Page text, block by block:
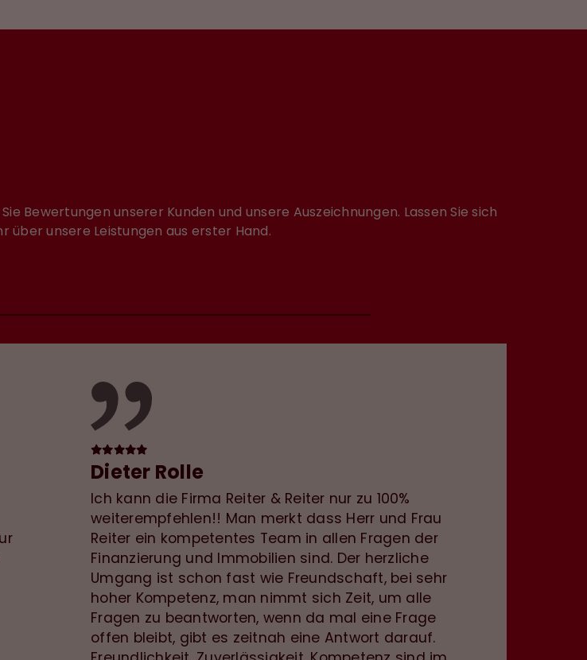
Bewertungen unserer Kunden und unsere Auszeichnungen. Lassen Sie sich
über unsere Leistungen aus erster Hand.
Dieter Rolle
Ich kann die Firma Reiter & Reiter nur zu 100%
weiterempfehlen!! Man merkt dass Herr und Frau
Reiter ein kompetentes Team in allen Fragen der
Finanzierung und Immobilien sind. Der herzliche
Umgang ist schon fast wie Freundschaft, bei sehr
hoher Kompetenz, man nimmt sich Zeit, um alle
Fragen zu beantworten, wenn da mal eine Frage
offen bleibt, gibt es zeitnah eine Antwort darauf.